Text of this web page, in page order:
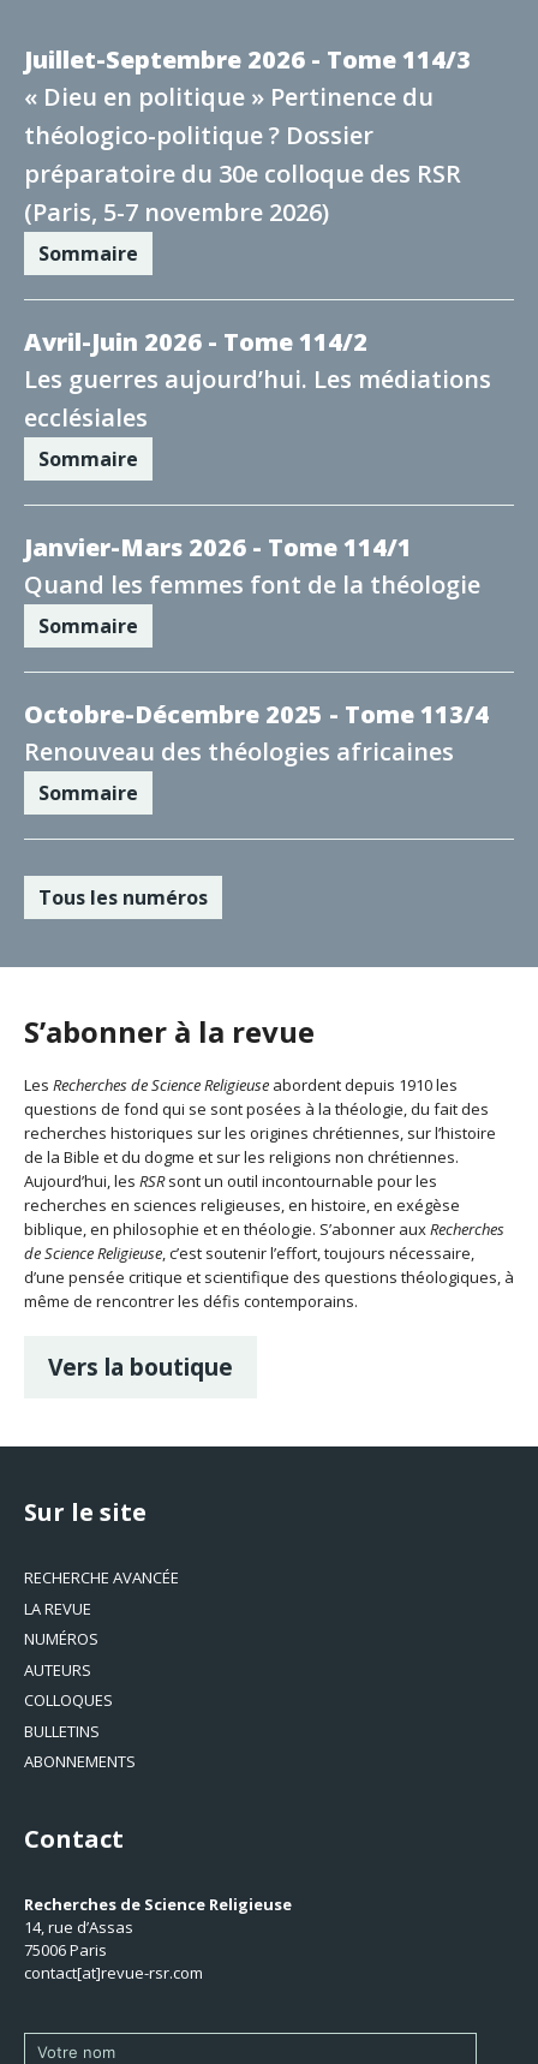
Juillet-Septembre 2026 - Tome 114/3
« Dieu en politique » Pertinence du
théologico-politique ? Dossier
préparatoire du 30e colloque des RSR
(Paris, 5-7 novembre 2026)
Sommaire
Avril-Juin 2026 - Tome 114/2
Les guerres aujourd’hui. Les médiations
ecclésiales
Sommaire
Janvier-Mars 2026 - Tome 114/1
Quand les femmes font de la théologie
Sommaire
Octobre-Décembre 2025 - Tome 113/4
Renouveau des théologies africaines
Sommaire
Tous les numéros
S’abonner à la revue
Les Recherches de Science Religieuse abordent depuis 1910 les
questions de fond qui se sont posées à la théologie, du fait des
recherches historiques sur les origines chrétiennes, sur l’histoire
de la Bible et du dogme et sur les religions non chrétiennes.
Aujourd’hui, les RSRsont un outil incontournable pour les
recherches en sciences religieuses, en histoire, en exégèse
biblique, en philosophie et en théologie. S’abonner auxRecherches
de Science Religieuse, c’est soutenir l’effort, toujours nécessaire,
d’une pensée critique et scientifique des questions théologiques, à
même de rencontrer les défis contemporains.
Vers la boutique
Sur le site
RECHERCHE AVANCÉE
LA REVUE
NUMÉROS
AUTEURS
COLLOQUES
BULLETINS
ABONNEMENTS
Contact
Recherches de Science Religieuse
14, rue d’Assas
75006 Paris
contact[at]revue-rsr.com